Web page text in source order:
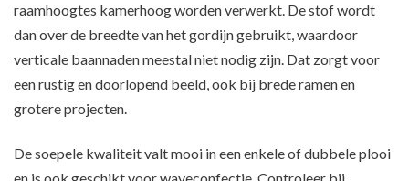
raamhoogtes kamerhoog worden verwerkt. De stof wordt
dan over de breedte van het gordijn gebruikt, waardoor
verticale baannaden meestal niet nodig zijn. Dat zorgt voor
een rustig en doorlopend beeld, ook bij brede ramen en
grotere projecten.
De soepele kwaliteit valt mooi in een enkele of dubbele plooi